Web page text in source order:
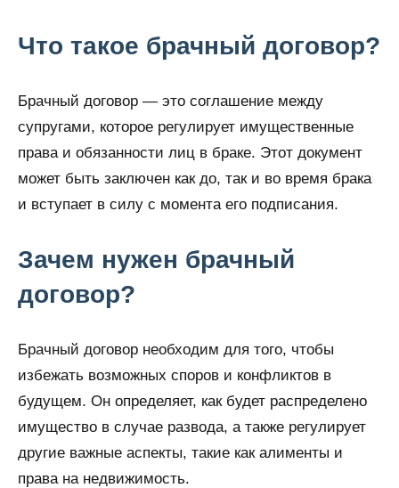
Что такое брачный договор?
Брачный договор — это соглашение между
супругами, которое регулирует имущественные
права и обязанности лиц в браке. Этот документ
может быть заключен как до, так и во время брака
и вступает в силу с момента его подписания.
Зачем нужен брачный
договор?
Брачный договор необходим для того, чтобы
избежать возможных споров и конфликтов в
будущем. Он определяет, как будет распределено
имущество в случае развода, а также регулирует
другие важные аспекты, такие как алименты и
права на недвижимость.